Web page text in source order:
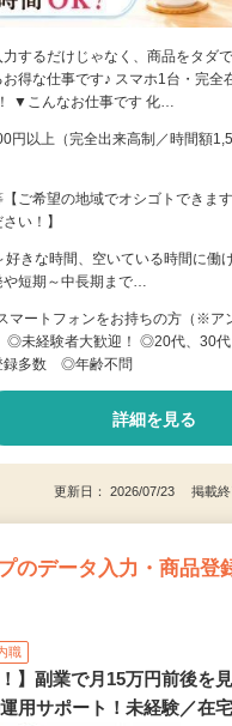
するだけじゃなく、商品をタダ
お得な仕事です♪ スマホ1台・完全
▼こんなお仕事です 化…
円以上（完全出来高制／時間額
【ご希望の地域でオシゴトできま
い！】
好きな時間、空いている時間に働
や短期～中長期まで…
マートフォンをお持ちの方（※ア
◎未経験者大歓迎！ ◎20代、30
録多数 ◎年齢不問
詳細を見る
更新日： 2026/07/23 掲載終
のデータ入力・商品登
職
】副業で月15万円前後を
用サポート！未経験／在